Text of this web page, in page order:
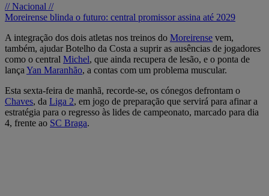
// Nacional //
Moreirense blinda o futuro: central promissor assina até 2029
A integração dos dois atletas nos treinos do Moreirense vem,
também, ajudar Botelho da Costa a suprir as ausências de jogadores
como o central Michel, que ainda recupera de lesão, e o ponta de
lança Yan Maranhão, a contas com um problema muscular.
Esta sexta-feira de manhã, recorde-se, os cónegos defrontam o
Chaves, da Liga 2, em jogo de preparação que servirá para afinar a
estratégia para o regresso às lides de campeonato, marcado para dia
4, frente ao SC Braga.